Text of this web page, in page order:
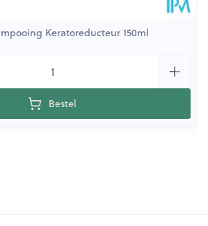
Keratoreducteur 150ml
Bestel